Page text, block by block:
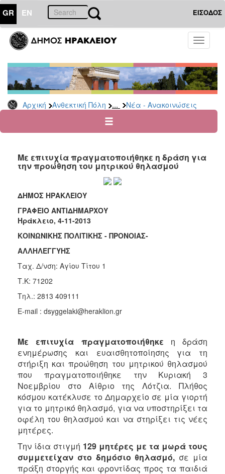
GR EN ΕΙΣΟΔΟΣ
Toggle
Αρχική Ανθεκτική Πόλη ... Νέα - Ανακοινώσεις
ΑΝΘΕΚΤΙΚΗ
ΠΟΛΗ
Κοινωνική
Πολιτική
Νέα
Ανακοινώσεις
για
Οικονομική
Φυσικές
Καταστροφές
Κέντρα
Κοινοτικής
(Κ.Α.Π.Η.)
Κέντρα
Δημιουργικής
Παιδιών
(Κ.Δ.Α.Π.)
Φροντίδας
Ηλικιωμένων
(Κ.Η.Φ.Η.)
Κ.Δ.Α.Π.Α.μεΑ.
Αδειοδότηση
&
Έλεγχος
Βρεφονηπιακών
Σταθμών
Δημοτικό
Ιατρείο
Με επιτυχία πραγματοποιήθηκε η δράση για
την προώθηση του μητρικού θηλασμού
ΔΗΜΟΣ ΗΡΑΚΛΕΙΟΥ
ΓΡΑΦΕΙΟ ΑΝΤΙΔΗΜΑΡΧΟΥ
Ηράκλειο, 4-11-2013
ΚΟΙΝΩΝΙΚΗΣ ΠΟΛΙΤΙΚΗΣ - ΠΡΟΝΟΙΑΣ-
ΑΛΛΗΛΕΓΓΥΗΣ
Ταχ. Δ/νση: Αγίου Τίτου 1
Τ.Κ: 71202
Τηλ.: 2813 409111
E-mail : dsyggelaki@heraklion.gr
Με επιτυχία πραγματοποιήθηκε η δράση
ενημέρωσης και ευαισθητοποίησης για τη
στήριξη και προώθηση του μητρικού θηλασμού
που πραγματοποιήθηκε την Κυριακή 3
Νοεμβρίου στο Αίθριο της Λότζια. Πλήθος
κόσμου κατέκλυσε το Δημαρχείο σε μία γιορτή
για το μητρικό θηλασμό, για να υποστηρίξει τα
οφέλη του θηλασμού και να στηρίξει τις νέες
μητέρες.
Την ίδια στιγμή 129 μητέρες με τα μωρά τους
συμμετείχαν στο δημόσιο θηλασμό, σε μία
πράξη στοργής και φροντίδας προς τα παιδιά